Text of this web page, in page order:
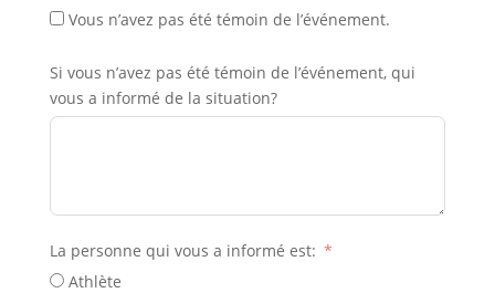
Vous n’avez pas été témoin de l’événement.
Si vous n’avez pas été témoin de l’événement, qui
vous a informé de la situation?
La personne qui vous a informé est:
Athlète